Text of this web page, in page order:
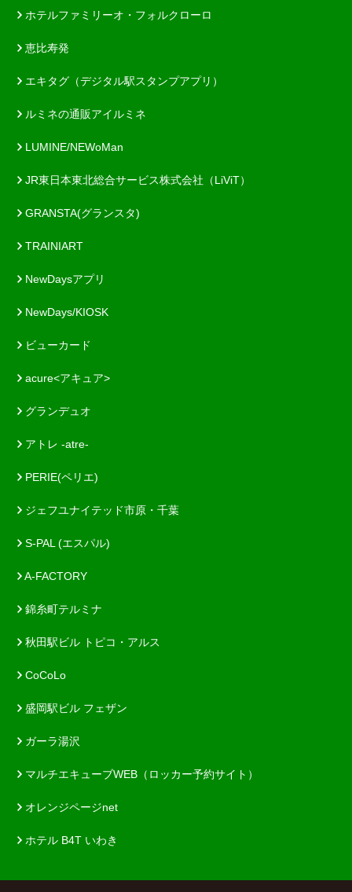
ホテルファミリーオ・フォルクローロ
恵比寿発
エキタグ（デジタル駅スタンプアプリ）
ルミネの通販アイルミネ
LUMINE/NEWoMan
JR東日本東北総合サービス株式会社（LiViT）
GRANSTA(グランスタ)
TRAINIART
NewDaysアプリ
NewDays/KIOSK
ビューカード
acure<アキュア>
グランデュオ
アトレ -atre-
PERIE(ペリエ)
ジェフユナイテッド市原・千葉
S-PAL (エスパル)
A-FACTORY
錦糸町テルミナ
秋田駅ビル トピコ・アルス
CoCoLo
盛岡駅ビル フェザン
ガーラ湯沢
マルチエキューブWEB（ロッカー予約サイト）
オレンジページnet
ホテル B4T いわき